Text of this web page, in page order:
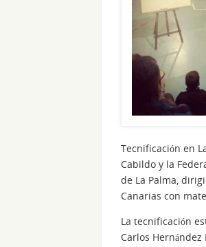
Tecnificación en
Cabildo y la
de La Palma,
Canarias con
La tecnificación
Carlos Hernández